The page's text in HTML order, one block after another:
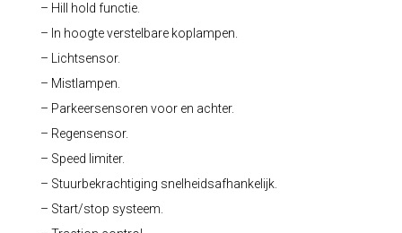
– Hill hold functie.
– In hoogte verstelbare koplampen.
– Lichtsensor.
– Mistlampen.
– Parkeersensoren voor en achter.
– Regensensor.
– Speed limiter.
– Stuurbekrachtiging snelheidsafhankelijk.
– Start/stop systeem.